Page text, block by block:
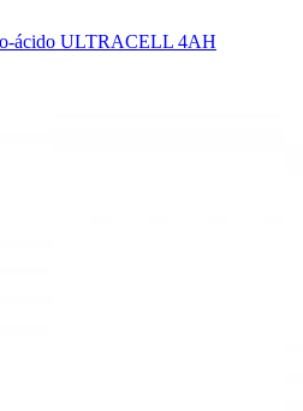
ácido ULTRACELL 4AH